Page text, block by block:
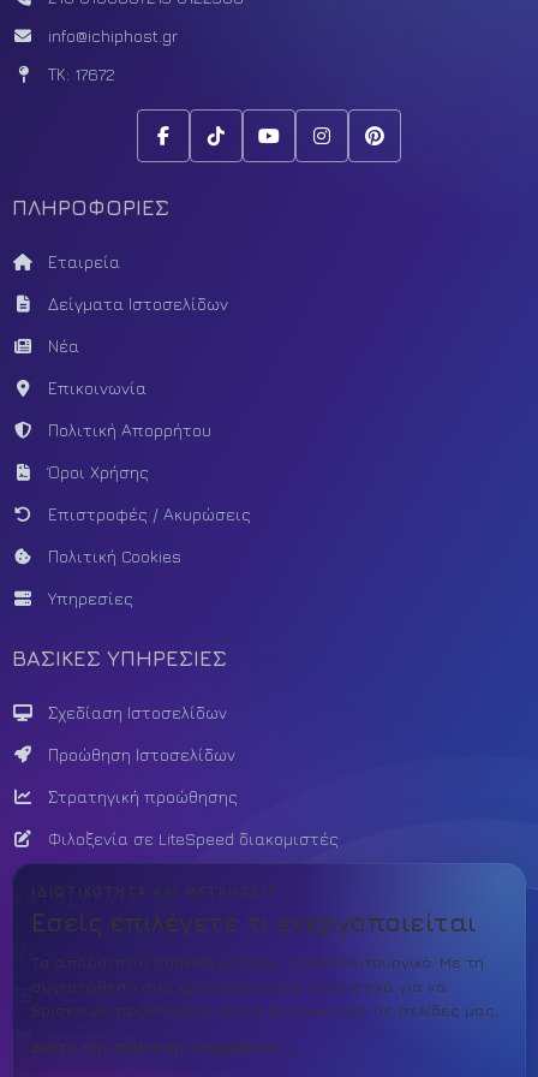
info@ichiphost.gr
ΤΚ: 17672
ΠΛΗΡΟΦΟΡΙΕΣ
Εταιρεία
Δείγματα Ιστοσελίδων
Νέα
Επικοινωνία
Πολιτική Απορρήτου
Όροι Χρήσης
Επιστροφές / Ακυρώσεις
Πολιτική Cookies
Υπηρεσίες
ΒΑΣΙΚΕΣ ΥΠΗΡΕΣΙΕΣ
Σχεδίαση Ιστοσελίδων
Προώθηση Ιστοσελίδων
Στρατηγική προώθησης
Φιλοξενία σε LiteSpeed διακομιστές
ΚΑΤΑΣΚΕΥΗ
Προσαρμοσμένη ανάπτυξη
Θεματικό Πρότυπο
PrestaShop
ΙΔΙΩΤΙΚΌΤΗΤΑ ΚΑΙ ΜΕΤΡΉΣΕΙΣ
Εσείς επιλέγετε τι ενεργοποιείται
Τα απαραίτητα cookies κρατούν το site λειτουργικό. Με τη
συγκατάθεσή σας χρησιμοποιούμε στατιστικά για να
βρίσκουμε προβλήματα και να βελτιώνουμε τις σελίδες μας.
Δείτε την πολιτική απορρήτου